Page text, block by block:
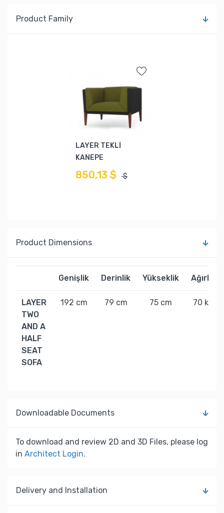
Product Family
LAYER TEKLİ
KANEPE
850,13 $ $
Product Dimensions
Genişlik Derinlik Yükseklik Ağırlık
LAYER
TWO
AND A
HALF
SEAT
SOFA
192 cm 79 cm 75 cm 70 kg
Downloadable Documents
To download and review 2D and 3D Files, please log
in Architect Login.
Delivery and Installation